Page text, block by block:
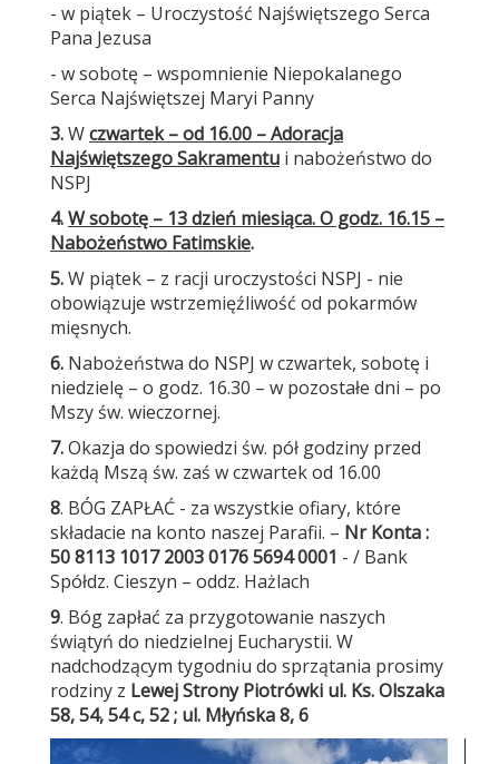
- w piątek – Uroczystość Najświętszego Serca
Pana Jezusa
- w sobotę – wspomnienie Niepokalanego
Serca Najświętszej Maryi Panny
3.Wczwartek – od 16.00 – Adoracja
Najświętszego Sakramentu i nabożeństwo do
NSPJ
4.W sobotę – 13 dzień miesiąca. O godz. 16.15 –
Nabożeństwo Fatimskie.
5.W piątek – z racji uroczystości NSPJ - nie
obowiązuje wstrzemięźliwość od pokarmów
mięsnych.
6. Nabożeństwa do NSPJ w czwartek, sobotę i
niedzielę – o godz. 16.30 – w pozostałe dni – po
Mszy św. wieczornej.
7.Okazja do spowiedzi św. pół godziny przed
każdą Mszą św. zaś w czwartek od 16.00
8. BÓG ZAPŁAĆ - za wszystkie ofiary, które
składacie na konto naszej Parafii. – Nr Konta :
50 8113 1017 2003 0176 5694 0001 - / Bank
Spółdz. Cieszyn – oddz. Hażlach
9. Bóg zapłać za przygotowanie naszych
świątyń do niedzielnej Eucharystii. W
nadchodzącym tygodniu do sprzątania prosimy
rodziny z Lewej Strony Piotrówki ul. Ks. Olszaka
58, 54, 54 c, 52 ; ul. Młyńska 8, 6